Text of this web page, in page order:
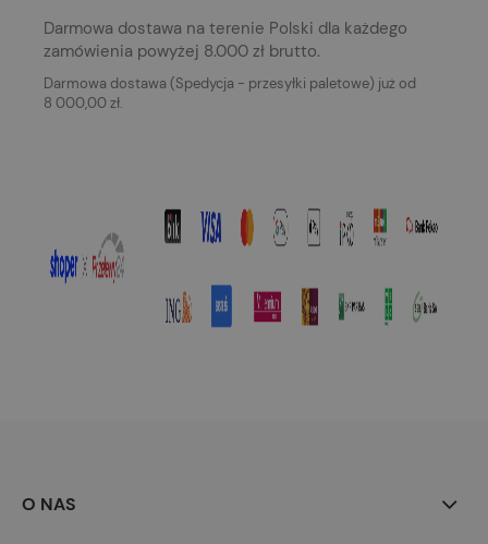
Darmowa dostawa na terenie Polski dla każdego
zamówienia powyżej 8.000 zł brutto.
Darmowa dostawa (Spedycja - przesyłki paletowe) już od
8 000,00 zł.
O NAS